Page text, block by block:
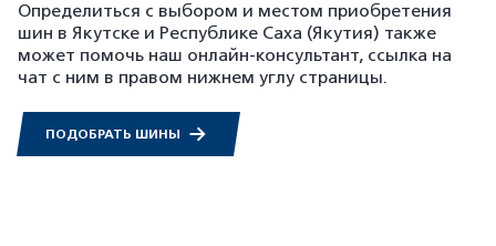
Определиться с выбором и местом приобретения
шин в Якутске и Республике Саха (Якутия) также
может помочь наш онлайн-консультант, ссылка на
чат с ним в правом нижнем углу страницы.
ПОДОБРАТЬ ШИНЫ